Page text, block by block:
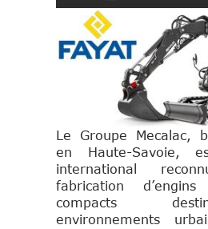
Le Groupe Mecalac,
en Haute-Savoie,
international
fabrication
compacts
environnements